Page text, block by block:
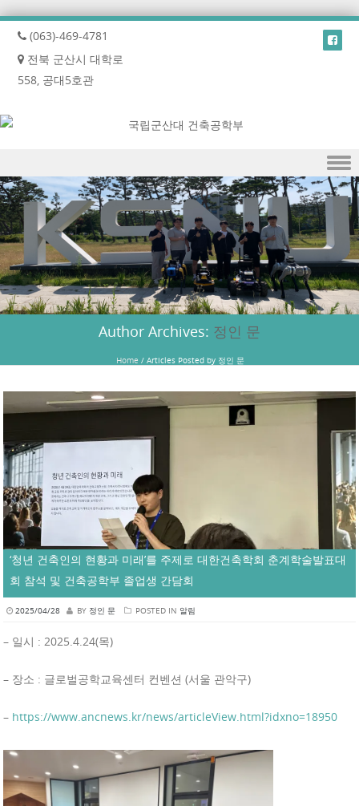
(063)-469-4781
전북 군산시 대학로
558, 공대5호관
Skip to content
Author Archives: 정인 문
Home / Articles Posted by 정인 문
‘청년 건축인의 현황과 미래’를 주제로 대한건축학회 춘계학술발표대
회 참석 및 건축공학부 졸업생 간담회
2025/04/28 BY 정인 문 POSTED IN 알림
– 일시 : 2025.4.24(목)
– 장소 : 글로벌공학교육센터 컨벤션 (서울 관악구)
– https://www.ancnews.kr/news/articleView.html?idxno=18950